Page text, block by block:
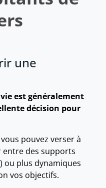
une
est généralement
décision pour
vous pouvez verser à
des supports
ou plus dynamiques
vos objectifs.